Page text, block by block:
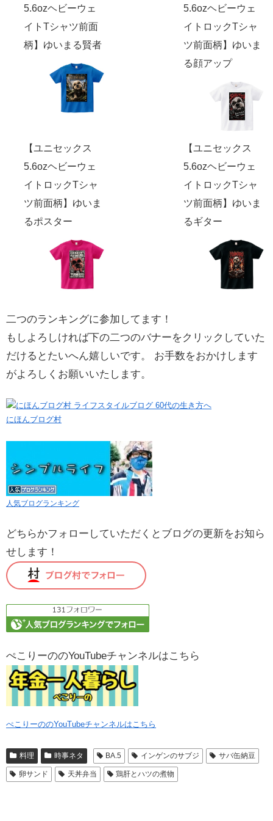
5.6ozヘビーウェ
イトTシャツ前面
柄】ゆいまる賢者
5.6ozヘビーウェ
イトロックTシャ
ツ前面柄】ゆいま
る顔アップ
【ユニセックス
5.6ozヘビーウェ
イトロックTシャ
ツ前面柄】ゆいま
るポスター
【ユニセックス
5.6ozヘビーウェ
イトロックTシャ
ツ前面柄】ゆいま
るギター
二つのランキングに参加してます！
もしよろしければ下の二つのバナーをクリックしていた
だけるとたいへん嬉しいです。 お手数をおかけします
がよろしくお願いいたします。
にほんブログ村
人気ブログランキング
どちらかフォローしていただくとブログの更新をお知ら
せします！
ぺこりーののYouTubeチャンネルはこちら
ぺこりーののYouTubeチャンネルはこちら
料理 時事ネタ BA.5 インゲンのサブジ サバ缶納豆
卵サンド 天丼弁当 鶏肝とハツの煮物